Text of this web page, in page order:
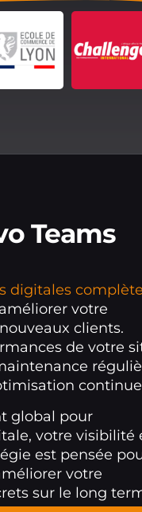
Teams
digitales
votre
clients.
de votre
global pour
votre visibilité
est pensée
votre
sur le long